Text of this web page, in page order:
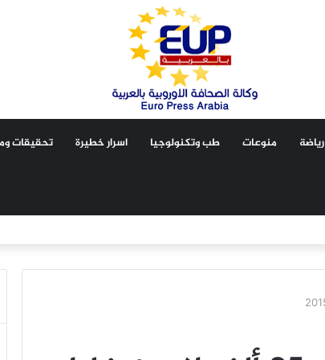
رياضة منوعات طب وتكنولوجيا اسرار خطيرة تحقيقات